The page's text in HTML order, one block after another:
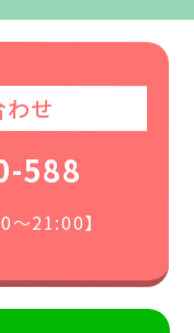
せ
588
21:00】